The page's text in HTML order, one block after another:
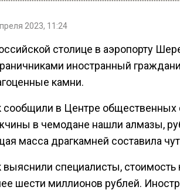
2023, 11:24
столице в аэропорту
иностранный
камни.
сообщили в Центре
в чемодане нашли алмазы,
масса драгкамней составила
выяснили специалисты, стоимость
шести миллионов рублей.